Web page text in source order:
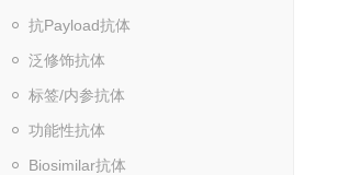
抗Payload抗体
泛修饰抗体
标签/内参抗体
功能性抗体
Biosimilar抗体